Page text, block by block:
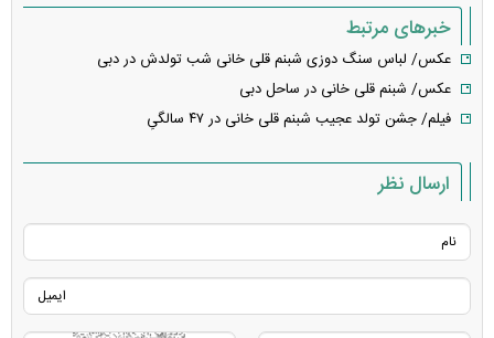
خبرهای مرتبط
عکس/ لباس سنگ دوزی شبنم قلی خانی شب تولدش در دبی
عکس/ شبنم قلی خانی در ساحل دبی
فیلم/ جشن تولد عجیب شبنم قلی خانی در ۴۷ سالگیِ
ارسال نظر